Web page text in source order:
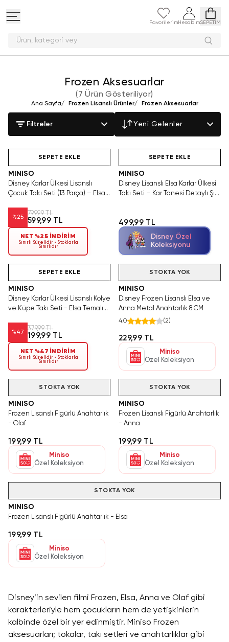
Favorilerim HesabımSEPETİM
Ürün, kategor
Frozen Aksesuarlar
(7 Ürün Gösteriliyor)
Ana Sayfa/ Frozen Lisanslı Ürünler/ Frozen Aksesuarlar
Filtreler Yeni Gelenler
Tükenmeden Satın Al
SEPETE EKLE
MINISO
Disney Karlar Ülkesi Lisanslı
Çocuk Takı Seti (13 Parça) – Elsa
%25
799,99 TL
599,99 TL
NET %25 İNDİRİM
Sınırlı Sürelidir • Stoklarla
Sınırlıdır
SEPETE EKLE
MINISO
Disney Lisanslı Elsa Karlar Ülkesi
Takı Seti – Kar Tanesi Detaylı Şık
499,99 TL
Disney Özel
Koleksiyonu
SEPETE EKLE
MINISO
Disney Karlar Ülkesi Lisanslı Kolye
ve Küpe Takı Seti - Elsa Temalı
%47
379,99 TL
199,99 TL
NET %47 İNDİRİM
Sınırlı Sürelidir • Stoklarla
Sınırlıdır
STOKTA YOK
MINISO
Disney Frozen Lisanslı Elsa ve
Anna Metal Anahtarlık 8 CM
4.0 (2)
229,99 TL
Miniso
Özel Koleksiyon
STOKTA YOK
MINISO
Frozen Lisanslı Figürlü Anahtarlık
- Olaf
199,99 TL
Miniso
Özel Koleksiyon
STOKTA YOK
MINISO
Frozen Lisanslı Figürlü Anahtarlık
- Anna
199,99 TL
Miniso
Özel Koleksiyon
STOKTA YOK
MINISO
Frozen Lisanslı Figürlü Anahtarlık - Elsa
199,99 TL
Miniso
Özel Koleksiyon
Disney’in sevilen filmi Frozen, Elsa, Anna ve Olaf gibi
karakterleriyle hem çocukların hem de yetişkinlerin
kalbinde özel bir yer edinmiştir. Miniso Frozen
aksesuarları; tokalar, takı setleri ve anahtarlıklar gibi